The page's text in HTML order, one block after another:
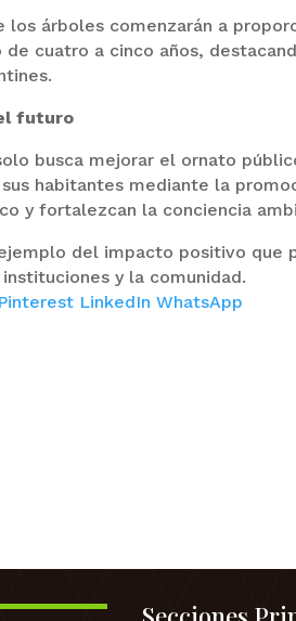
los árboles comenzarán a
de cuatro a cinco años,
futuro
busca mejorar el ornato
habitantes mediante la
y fortalezcan la conciencia
del impacto positivo que
y la comunidad.
Pinterest LinkedInWhatsApp